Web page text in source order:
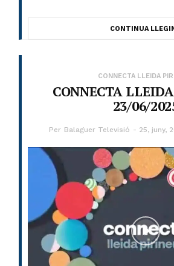
CONTINUA
CONNECTA LLEIDA
CONNECTA
23/06/
Per Balaguer Televisió 25, juny,